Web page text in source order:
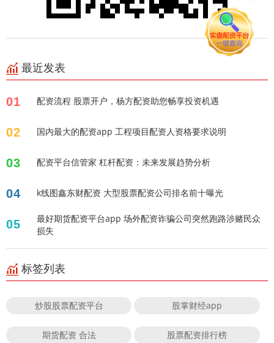
最近发表
01 配资流程 股票开户，杨方配资助您畅享投资机遇
02 国内最大的配资app 工程项目配资人资格要求说明
03 配资平台信管家 杠杆配资：未来发展趋势分析
04 k线图鑫东财配资 大型股票配资公司排名前十曝光
05
最好期货配资平台app 场外配资诈骗公司突然跑路涉赌民众
损失
标签列表
炒股股票配资平台 股掌财经app
期货配资 合法 股票配资排行榜